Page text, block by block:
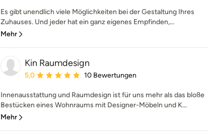
Es gibt unendlich viele Möglichkeiten bei der Gestaltung Ihres
Zuhauses. Und jeder hat ein ganz eigenes Empfinden,...
Mehr
Kin Raumdesign
Durchschnittliche Bewertung: 5 von 5 Sternen
5,0 10 Bewertungen
Innenausstattung und Raumdesign ist für uns mehr als das bloße
Bestücken eines Wohnraums mit Designer-Möbeln und K...
Mehr